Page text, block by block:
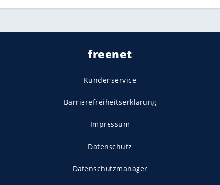
freenet
Kundenservice
Barrierefreiheitserklärung
Impressum
Datenschutz
Datenschutzmanager